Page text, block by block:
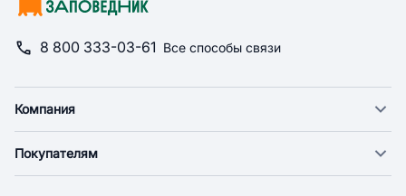
8 800 333-03-61 Все способы связи
Компания
Новости
Покупателям